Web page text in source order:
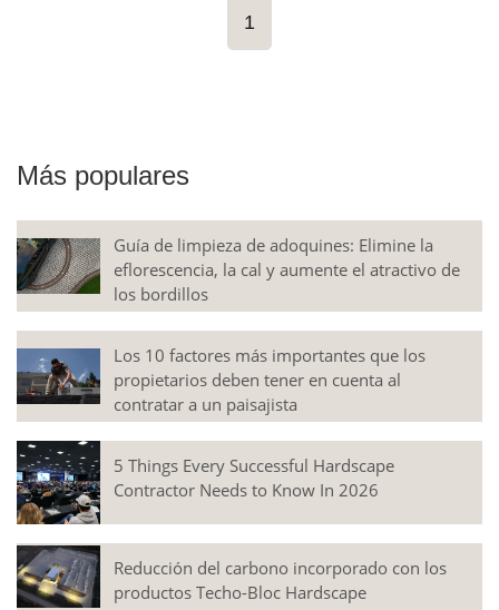
1
Más populares
Guía de limpieza de adoquines: Elimine la
eflorescencia, la cal y aumente el atractivo de
los bordillos
Los 10 factores más importantes que los
propietarios deben tener en cuenta al
contratar a un paisajista
5 Things Every Successful Hardscape
Contractor Needs to Know In 2026
Reducción del carbono incorporado con los
productos Techo-Bloc Hardscape